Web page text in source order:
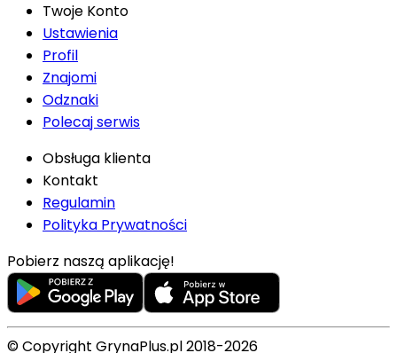
Twoje Konto
Ustawienia
Profil
Znajomi
Odznaki
Polecaj serwis
Obsługa klienta
Kontakt
Regulamin
Polityka Prywatności
Pobierz naszą aplikację!
© Copyright GrynaPlus.pl 2018-2026